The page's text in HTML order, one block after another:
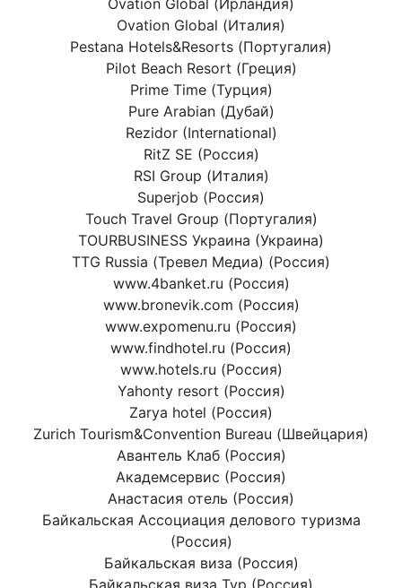
Ovation Global (Ирландия)
Ovation Global (Италия)
Pestana Hotels&Resorts (Португалия)
Pilot Beach Resort (Греция)
Prime Time (Турция)
Pure Arabian (Дубай)
Rezidor (International)
RitZ SE (Россия)
RSI Group (Италия)
Superjob (Россия)
Touch Travel Group (Португалия)
TOURBUSINESS Украина (Украина)
TTG Russia (Тревел Медиа) (Россия)
www.4banket.ru (Россия)
www.bronevik.com (Россия)
www.expomenu.ru (Россия)
www.findhotel.ru (Россия)
www.hotels.ru (Россия)
Yahonty resort (Россия)
Zarya hotel (Россия)
Zurich Tourism&Convention Bureau (Швейцария)
Авантель Клаб (Россия)
Академсервис (Россия)
Анастасия отель (Россия)
Байкальская Ассоциация делового туризма
(Россия)
Байкальская виза (Россия)
Байкальская виза Тур (Россия)